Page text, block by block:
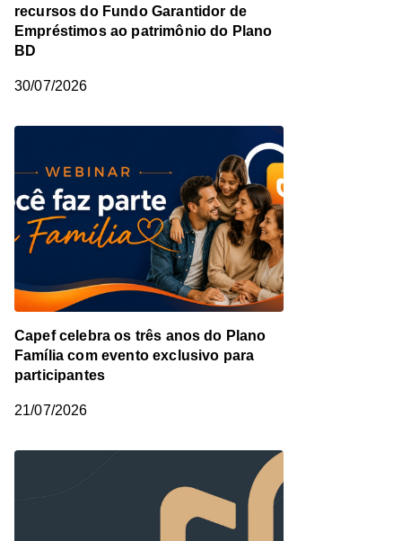
recursos do Fundo Garantidor de
Empréstimos ao patrimônio do Plano
BD
30/07/2026
Capef celebra os três anos do Plano
Família com evento exclusivo para
participantes
21/07/2026